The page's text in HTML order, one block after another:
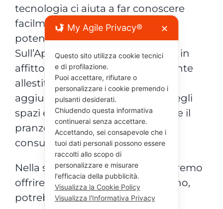
tecnologia ci aiuta a far conoscere
facilmente il nostro servizio a
potenziali clienti.
Sull’App Nibol possiamo mettere in
affitto i nostri spazi adeguatamente
allestiti per ospitare lavoratori
aggiungendo una descrizione degli
spazi e dei servizi aggiuntivi come il
pranzo o se è obbligatoria la
consumazione.
Nella speranza che a giugno potremo
offrire il servizio al tavolo all’interno,
potrebbe essere una buona
My Agile Privacy® ✕
Questo sito utilizza cookie tecnici
e di profilazione.
Puoi accettare, rifiutare o
personalizzare i cookie premendo i
pulsanti desiderati.
Chiudendo questa informativa
continuerai senza accettare.
Accettando, sei consapevole che i
tuoi dati personali possono essere
raccolti allo scopo di
personalizzare e misurare
l'efficacia della pubblicità.
Visualizza la Cookie Policy
Visualizza l'Informativa Privacy